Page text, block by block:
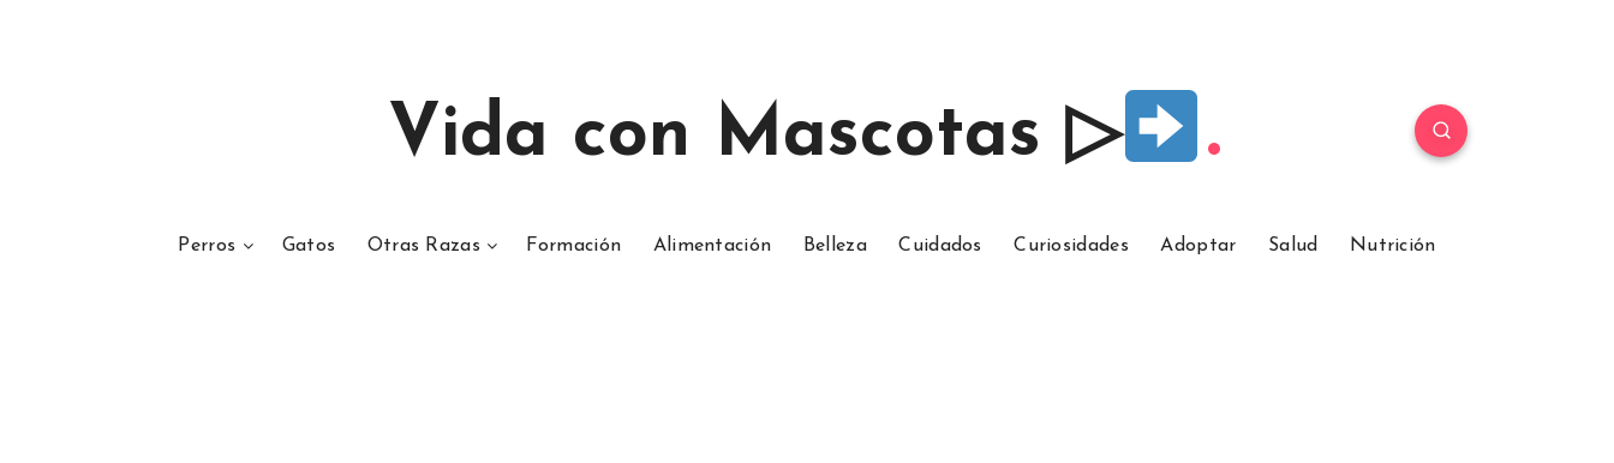
Vida con Mascotas ▷
Perros Gatos Otras Razas Formación Alimentación Belleza Cuidados Curiosidades Adoptar Salud Nutrición